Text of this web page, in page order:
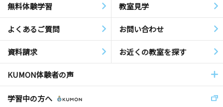
無料体験学習 教室見学
よくあるご質問 お問い合わせ
資料請求 お近くの教室を探す
KUMON体験者の声
学習中の方へ